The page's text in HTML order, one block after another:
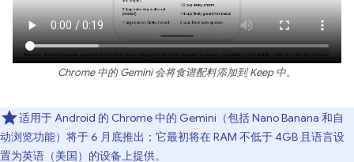
Chrome 中的 Gemini 会将食谱配料添加到 Keep 中。
适用于 Android 的 Chrome 中的 Gemini（包括 Nano Banana 和自
动浏览功能）将于 6 月底推出；它最初将在 RAM 不低于 4GB 且语言设
置为英语（美国）的设备上提供。